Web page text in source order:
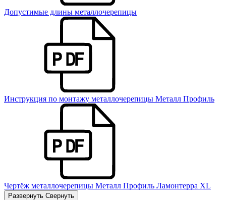
Допустимые длины металлочерепицы
Инструкция по монтажу металлочерепицы Металл Профиль
Чертёж металлочерепицы Металл Профиль Ламонтерра ХL
Развернуть Свернуть